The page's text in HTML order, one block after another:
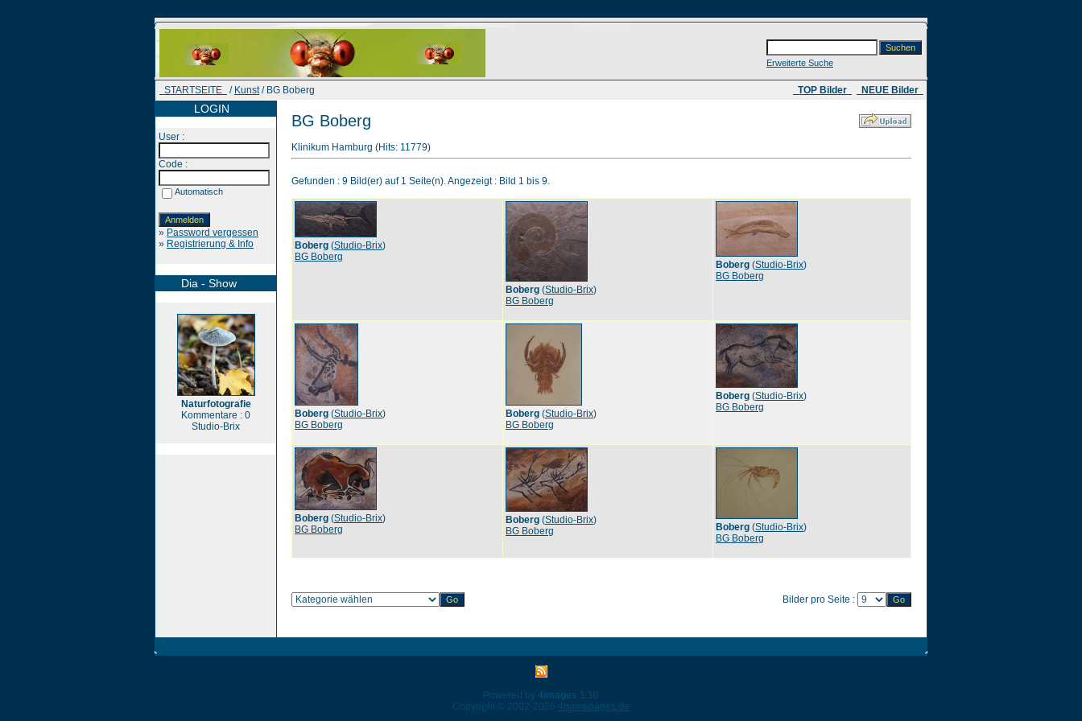
Erweiterte Suche
STARTSEITE / Kunst/ BG Boberg ​ TOP Bilder NEUE Bilder
LOGIN
User :
Code :
Automatisch
» Password vergessen
» Registrierung & Info
Dia - Show
Naturfotografie
Kommentare : 0
Studio-Brix
BG Boberg
Klinikum Hamburg (Hits: 11779)
Gefunden : 9 Bild(er) auf 1 Seite(n). Angezeigt : Bild 1 bis 9.
Boberg (Studio-Brix)
BG Boberg
Boberg (Studio-Brix)
BG Boberg
Boberg (Studio-Brix)
BG Boberg
Boberg (Studio-Brix)
BG Boberg
Boberg (Studio-Brix)
BG Boberg
Boberg (Studio-Brix)
BG Boberg
Boberg (Studio-Brix)
BG Boberg
Boberg (Studio-Brix)
BG Boberg
Boberg (Studio-Brix)
BG Boberg
Bilder pro Seite :
Powered by 4images 1.10
Copyright © 2002-2026 4homepages.de